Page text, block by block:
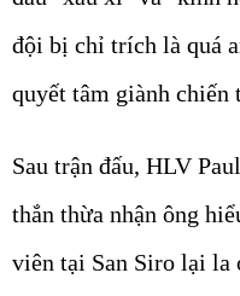
đội bị chỉ trích là quá
quyết tâm giành chiến
Sau trận đấu, HLV
thắn thừa nhận ông
viên tại San Siro lại la